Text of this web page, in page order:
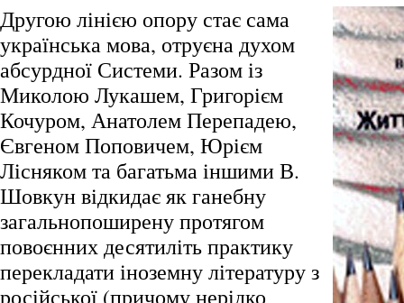
Другою лінією опору стає сама
українська мова, отруєна духом
абсурдної Системи. Разом із
Миколою Лукашем, Григорієм
Кочуром, Анатолем Перепадею,
Євгеном Поповичем, Юрієм
Лісняком та багатьма іншими В.
Шовкун відкидає як ганебну
загальнопоширену протягом
повоєнних десятиліть практику
перекладати іноземну літературу з
російської (причому нерідко